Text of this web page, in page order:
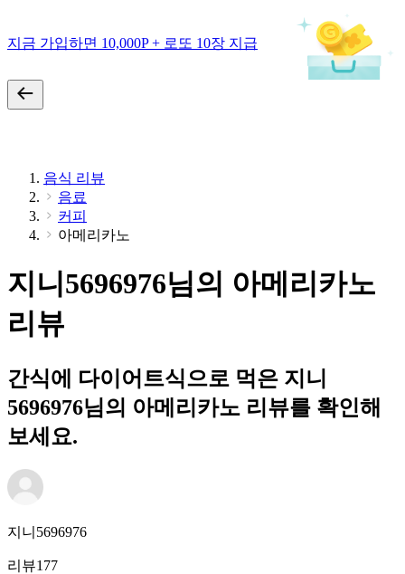
지금 가입하면 10,000P + 로또 10장 지급
음식 리뷰
음료
커피
아메리카노
지니5696976님의 아메리카노
리뷰
간식에 다이어트식으로 먹은 지니
5696976님의 아메리카노 리뷰를 확인해
보세요.
지니5696976
리뷰177